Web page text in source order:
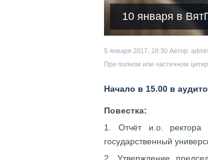
10 января в
5 января 2017, 18:30 Автор: admin
При полном или частичном
Начало в 15.00 в
Повестка:
1. Отчёт и.о.
государственный